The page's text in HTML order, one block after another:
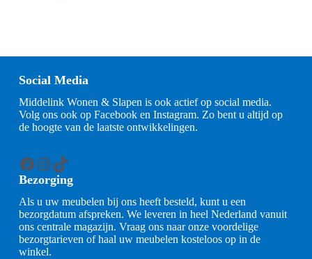
Social Media
Middelink Wonen & Slapen is ook actief op social media.
Volg ons ook op Facebook en Instagram. Zo bent u altijd op
de hoogte van de laatste ontwikkelingen.
Facebook
Instagram
TikTok
Bezorging
Als u uw meubelen bij ons heeft besteld, kunt u een
bezorgdatum afspreken. We leveren in heel Nederland vanuit
ons centrale magazijn. Vraag ons naar onze voordelige
bezorgtarieven of haal uw meubelen kosteloos op in de
winkel.